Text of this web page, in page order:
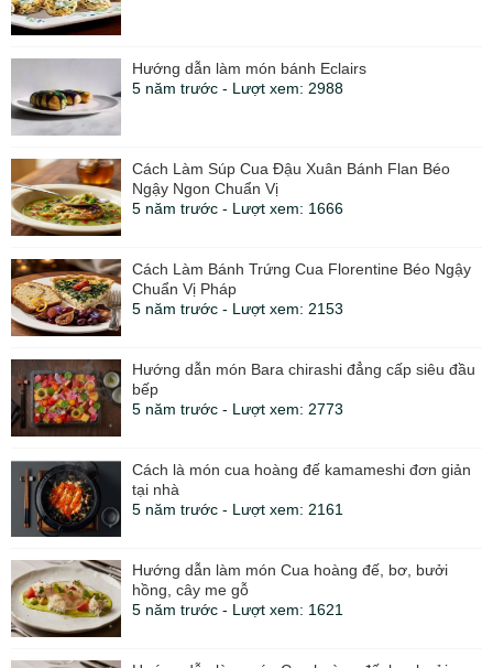
Hướng dẫn làm món bánh Eclairs
5 năm trước - Lượt xem: 2988
Cách Làm Súp Cua Đậu Xuân Bánh Flan Béo
Ngậy Ngon Chuẩn Vị
5 năm trước - Lượt xem: 1666
Cách Làm Bánh Trứng Cua Florentine Béo Ngậy
Chuẩn Vị Pháp
5 năm trước - Lượt xem: 2153
Hướng dẫn món Bara chirashi đẳng cấp siêu đầu
bếp
5 năm trước - Lượt xem: 2773
Cách là món cua hoàng đế kamameshi đơn giản
tại nhà
5 năm trước - Lượt xem: 2161
Hướng dẫn làm món Cua hoàng đế, bơ, bưởi
hồng, cây me gỗ
5 năm trước - Lượt xem: 1621